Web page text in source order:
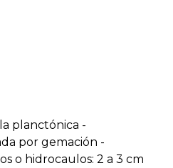
planctónica -
por gemación -
o hidrocaulos: 2 a 3 cm